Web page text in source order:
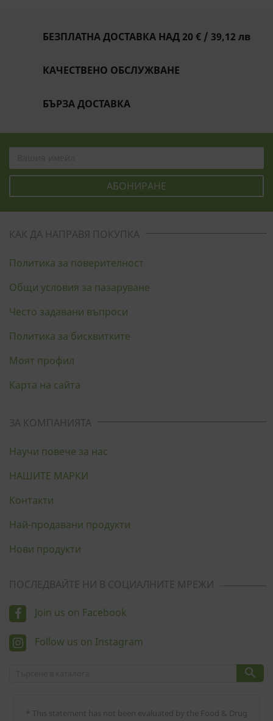
БЕЗПЛАТНА ДОСТАВКА НАД 20 € / 39,12 лв
КАЧЕСТВЕНО ОБСЛУЖВАНЕ
БЪРЗА ДОСТАВКА
КАК ДА НАПРАВЯ ПОКУПКА
Политика за поверителност
Общи условия за пазаруване
Често задавани въпроси
Политика за бисквитките
Моят профил
Карта на сайта
ЗА КОМПАНИЯТА
Научи повече за нас
НАШИТЕ МАРКИ
Контакти
Най-продавани продукти
Нови продукти
ПОСЛЕДВАЙТЕ НИ В СОЦИАЛНИТЕ МРЕЖИ
Join us on Facebook
Follow us on Instagram

* This statement has not been evaluated by the Food & Drug